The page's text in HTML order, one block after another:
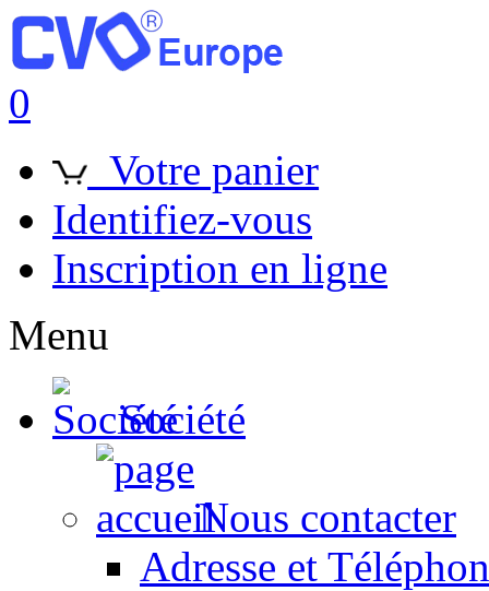
0
Votre panier
Identifiez-vous
Inscription en ligne
Menu
Société
Nous contacter
Adresse et